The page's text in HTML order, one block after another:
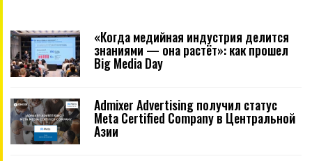
«Когда медийная индустрия делится
знаниями — она растёт»: как прошел
Big Media Day
Admixer Advertising получил статус
Meta Certified Company в Центральной
Азии